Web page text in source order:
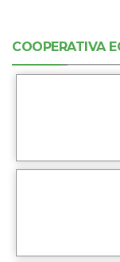
COOPERATIVA